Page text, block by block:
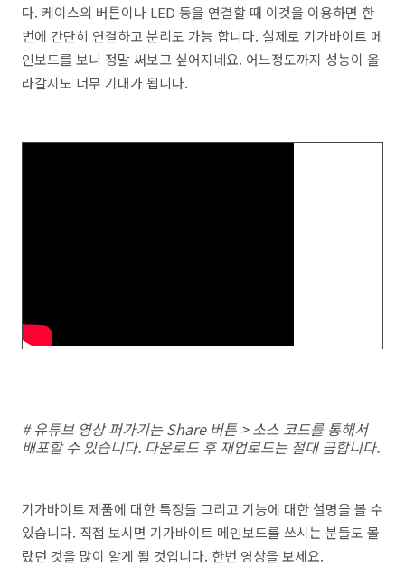
다. 케이스의 버튼이나 LED 등을 연결할 때 이것을 이용하면 한
번에 간단히 연결하고 분리도 가능 합니다. 실제로 기가바이트 메
인보드를 보니 정말 써보고 싶어지네요. 어느정도까지 성능이 올
라갈지도 너무 기대가 됩니다.
# 유튜브 영상 퍼가기는 Share 버튼 > 소스 코드를 통해서
배포할 수 있습니다. 다운로드 후 재업로드는 절대 금합니다.
기가바이트 제품에 대한 특징들 그리고 기능에 대한 설명을 볼 수
있습니다. 직접 보시면 기가바이트 메인보드를 쓰시는 분들도 몰
랐던 것을 많이 알게 될 것입니다. 한번 영상을 보세요.